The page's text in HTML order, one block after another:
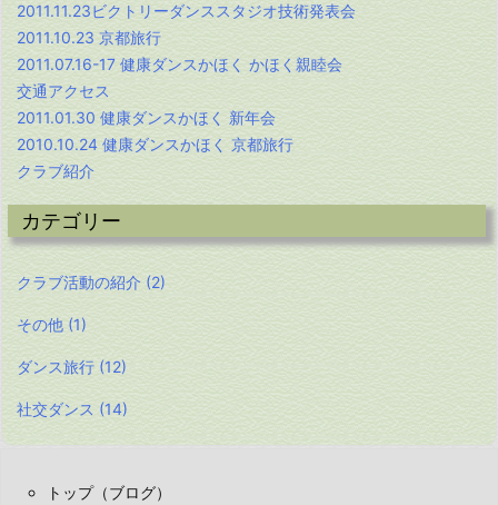
2011.11.23ビクトリーダンススタジオ技術発表会
2011.10.23 京都旅行
2011.07.16-17 健康ダンスかほく かほく親睦会
交通アクセス
2011.01.30 健康ダンスかほく 新年会
2010.10.24 健康ダンスかほく 京都旅行
クラブ紹介
カテゴリー
クラブ活動の紹介 (2)
その他 (1)
ダンス旅行 (12)
社交ダンス (14)
トップ（ブログ）